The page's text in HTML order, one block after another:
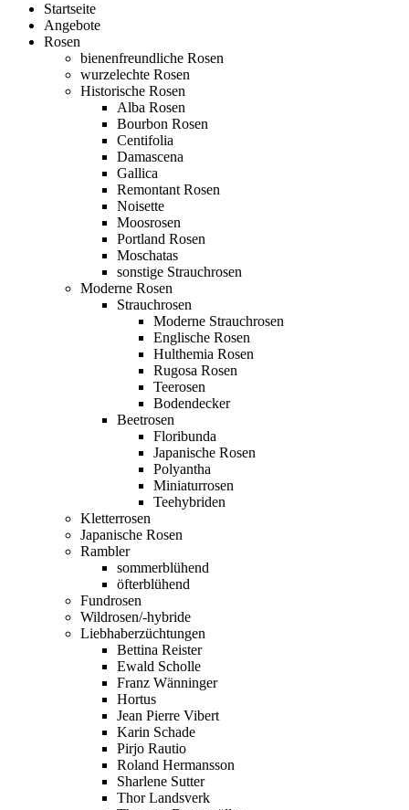
Startseite
Angebote
Rosen
bienenfreundliche Rosen
wurzelechte Rosen
Historische Rosen
Alba Rosen
Bourbon Rosen
Centifolia
Damascena
Gallica
Remontant Rosen
Noisette
Moosrosen
Portland Rosen
Moschatas
sonstige Strauchrosen
Moderne Rosen
Strauchrosen
Moderne Strauchrosen
Englische Rosen
Hulthemia Rosen
Rugosa Rosen
Teerosen
Bodendecker
Beetrosen
Floribunda
Japanische Rosen
Polyantha
Miniaturrosen
Teehybriden
Kletterrosen
Japanische Rosen
Rambler
sommerblühend
öfterblühend
Fundrosen
Wildrosen/-hybride
Liebhaberzüchtungen
Bettina Reister
Ewald Scholle
Franz Wänninger
Hortus
Jean Pierre Vibert
Karin Schade
Pirjo Rautio
Roland Hermansson
Sharlene Sutter
Thor Landsverk